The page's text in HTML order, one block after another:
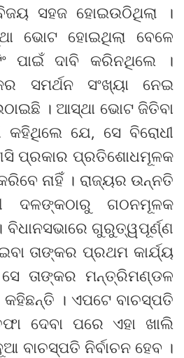
ସହଜ ହୋଇଉଠିଥିଲା ।
ଭୋଟ ହୋଇଥିଲା ବେଳେ
ପାଇଁ ଦାବି କରିନଥିଲେ ।
ସମର୍ଥନ ସଂଖ୍ୟା ନେଇ
। ଆସ୍ଥା ଭୋଟ ଜିତିବା
ଯେ, ସେ ବିରୋଧୀ
ପ୍ରକାର ପ୍ରତିଶୋଧମୂଳକ
ନାହିଁ । ରାଜ୍ୟର ଉନ୍ନତି
ଦଳଙ୍କଠାରୁ ଗଠନମୂଳକ
ଗୁରୁତ୍ୱପୂର୍ଣ୍ଣ
ତାଙ୍କର ପ୍ରଥମ କାର୍ଯ୍ୟ
ତାଙ୍କର ମନ୍ତ୍ରିମଣ୍ଡଳ
। ଏପଟେ ବାଚସ୍ପତି
ଦେବା ପରେ ଏହା ଖାଲି
ବାଚସ୍ପତି ନିର୍ବାଚନ ହେବ ।